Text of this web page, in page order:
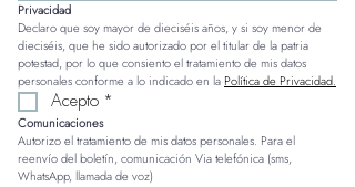
Privacidad
Declaro que soy mayor de dieciséis años, y si soy menor de
dieciséis, que he sido autorizado por el titular de la patria
potestad, por lo que consiento el tratamiento de mis datos
personales conforme a lo indicado en la Política de Privacidad.
Acepto *
Comunicaciones
Autorizo el tratamiento de mis datos personales. Para el
reenvío del boletín, comunicación Via telefónica (sms,
WhatsApp, llamada de voz)